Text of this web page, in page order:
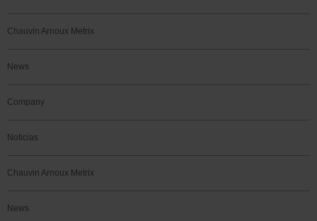
Chauvin Arnoux Metrix
News
Company
Noticias
Chauvin Arnoux Metrix
News